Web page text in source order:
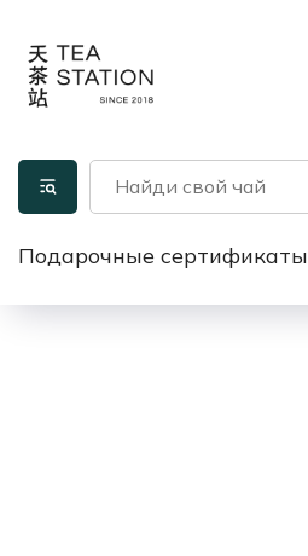
Подарочные сертификаты